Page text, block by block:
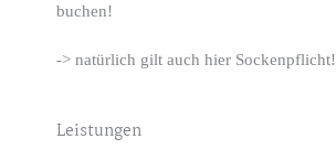
buchen!
-> natürlich gilt auch hier Sockenpflicht!
Leistungen